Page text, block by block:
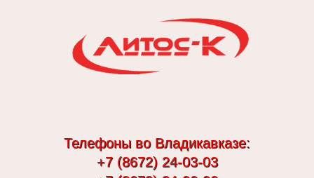
Телефоны во Владикавказе:
+7 (8672) 24-03-03